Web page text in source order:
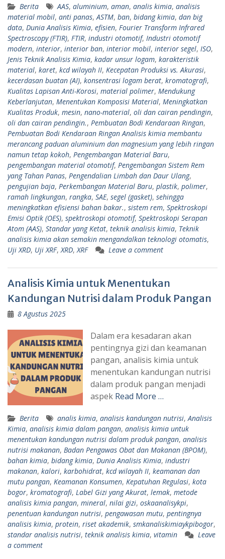
Berita AAS, aluminium, aman, analis kimia, analisis
material mobil, anti panas, ASTM, ban, bidang kimia, dan big
data, Dunia Analisis Kimia, efisien, Fourier Transform Infrared
Spectroscopy (FTIR), FTIR, industri otomotif, Industri otomotif
modern, interior, interior ban, interior mobil, interior segel, ISO,
Jenis Teknik Analisis Kimia, kadar unsur logam, karakteristik
material, karet, kcd wilayah II, Kecepatan Produksi vs. Akurasi,
kecerdasan buatan (AI), konsentrasi logam berat, kromatografi,
Kualitas Lapisan Anti-Korosi, material polimer, Mendukung
Keberlanjutan, Menentukan Komposisi Material, Meningkatkan
Kualitas Produk, mesin, nano-material, oli dan cairan pendingin,
oli dan cairan pendingin., Pembuatan Bodi Kendaraan Ringan,
Pembuatan Bodi Kendaraan Ringan Analisis kimia membantu
merancang paduan aluminium dan magnesium yang lebih ringan
namun tetap kokoh, Pengembangan Material Baru,
pengembangan material otomotif, Pengembangan Sistem Rem
yang Tahan Panas, Pengendalian Limbah dan Daur Ulang,
pengujian baja, Perkembangan Material Baru, plastik, polimer,
ramah lingkungan, rangka, SAE, segel (gasket), sehingga
meningkatkan efisiensi bahan bakar., sistem rem, Spektroskopi
Emisi Optik (OES), spektroskopi otomotif, Spektroskopi Serapan
Atom (AAS), Standar yang Ketat, teknik analisis kimia, Teknik
analisis kimia akan semakin mengandalkan teknologi otomatis,
Uji XRD, Uji XRF, XRD, XRF Leave a comment
Analisis Kimia untuk Menentukan
Kandungan Nutrisi dalam Produk Pangan
8 Agustus 2025
Dalam era kesadaran akan
pentingnya gizi dan keamanan
pangan, analisis kimia untuk
menentukan kandungan nutrisi
dalam produk pangan menjadi
aspek Read More …
Berita analis kimia, analisis kandungan nutrisi, Analisis
Kimia, analisis kimia dalam pangan, analisis kimia untuk
menentukan kandungan nutrisi dalam produk pangan, analisis
nutrisi makanan, Badan Pengawas Obat dan Makanan (BPOM),
bahan kimia, bidang kimia, Dunia Analisis Kimia, industri
makanan, kalori, karbohidrat, kcd wilayah II, keamanan dan
mutu pangan, Keamanan Konsumen, Kepatuhan Regulasi, kota
bogor, kromatografi, Label Gizi yang Akurat, lemak, metode
analisis kimia pangan, mineral, nilai gizi, oskaanalisykpi,
penentuan kandungan nutrisi, pengawasan mutu, pentingnya
analisis kimia, protein, riset akademik, smkanaliskimiaykpibogor,
standar analisis nutrisi, teknik analisis kimia, vitamin
Leave
a comment